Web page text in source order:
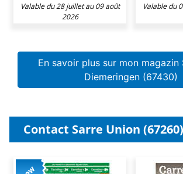
Valable du 28 juillet au 09 août
2026
Valable du
En savoir plus sur mon magazin
Diemeringen (67430)
Contact Sarre Union